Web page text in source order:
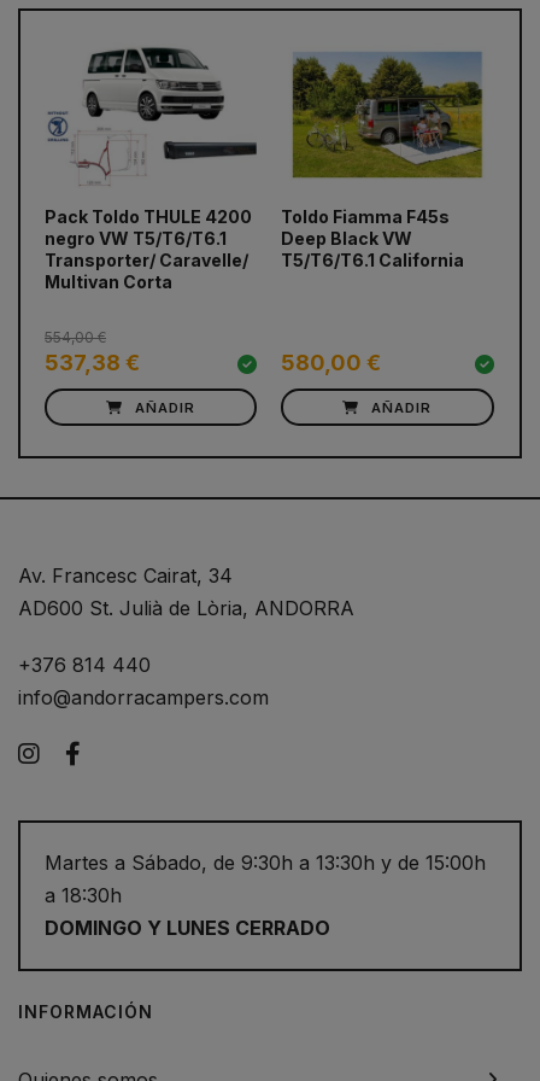
Pack Toldo THULE 4200
negro VW T5/T6/T6.1
Transporter/ Caravelle/
Multivan Corta
537,38 €
554,00 €
AÑADIR
Toldo Fiamma F45s
Deep Black VW
T5/T6/T6.1 California
580,00 €
AÑADIR
prev
Av. Francesc Cairat, 34
AD600 St. Julià de Lòria, ANDORRA
+376 814 440
info@andorracampers.com
Instagram
Martes a Sábado, de 9:30h a 13:30h y de 15:00h
a 18:30h
DOMINGO Y LUNES CERRADO
INFORMACIÓN